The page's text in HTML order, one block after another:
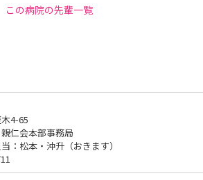
この病院の先輩一覧
4-65
仁会本部事務局
：松本・沖升（おきます）